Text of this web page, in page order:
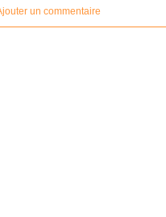
un commentaire